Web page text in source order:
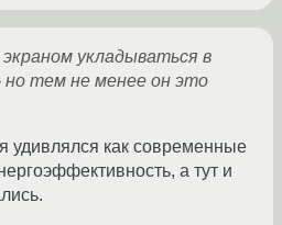
укладываться в
но тем не менее он это
я удивлялся как современные
а тут и